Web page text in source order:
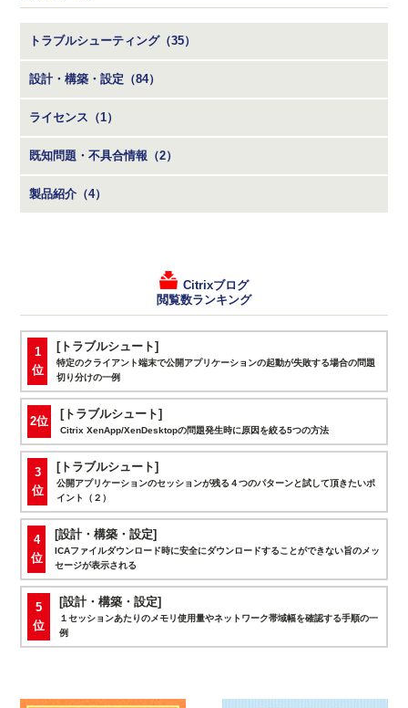
トラブルシューティング（35）
設計・構築・設定（84）
ライセンス（1）
既知問題・不具合情報（2）
製品紹介（4）
Citrixブログ
閲覧数ランキング
1
位
[トラブルシュート]
特定のクライアント端末で公開アプリケーションの起動が失敗する場合の問題
切り分けの一例
2位
[トラブルシュート]
Citrix XenApp/XenDesktopの問題発生時に原因を絞る5つの方法
3
位
[トラブルシュート]
公開アプリケーションのセッションが残る４つのパターンと試して頂きたいポ
イント（２）
4
位
[設計・構築・設定]
ICAファイルダウンロード時に安全にダウンロードすることができない旨のメッ
セージが表示される
5
位
[設計・構築・設定]
１セッションあたりのメモリ使用量やネットワーク帯域幅を確認する手順の一
例